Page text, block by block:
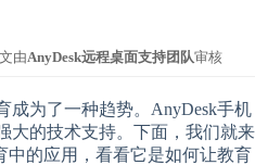
由AnyDesk远程桌面支持团队审核
成为了一种趋势。AnyDesk手机
大的技术支持。下面，我们就来
中的应用，看看它是如何让教育